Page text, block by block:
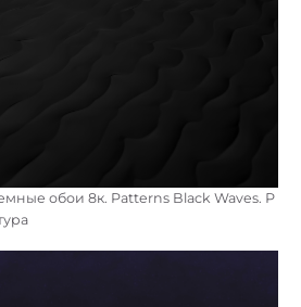
обои 8к. Patterns Black Waves. Р